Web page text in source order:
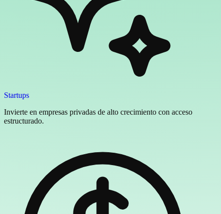
Startups
Invierte en empresas privadas de alto crecimiento con acceso
estructurado.